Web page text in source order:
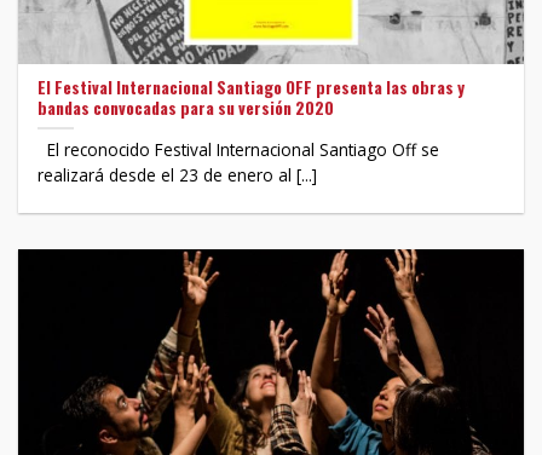
El Festival Internacional Santiago OFF presenta las obras y
bandas convocadas para su versión 2020
El reconocido Festival Internacional Santiago Off se
realizará desde el 23 de enero al [...]